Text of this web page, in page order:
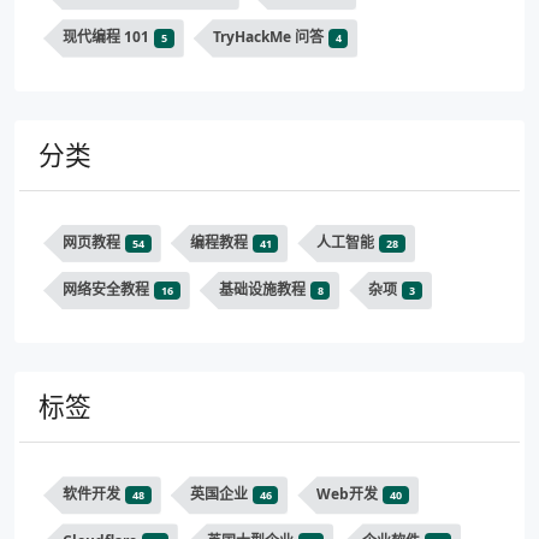
现代编程 101 5 TryHackMe 问答 4
分类
网页教程 54 编程教程 41 人工智能 28
网络安全教程 16 基础设施教程 8 杂项 3
标签
软件开发 48 英国企业 46 Web开发 40